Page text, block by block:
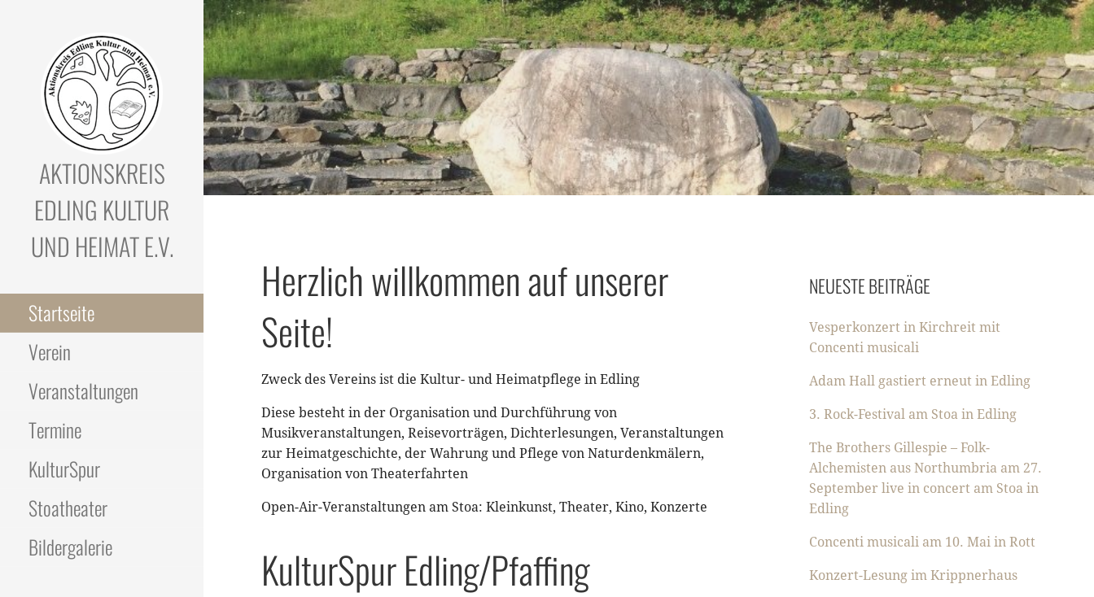
Zum
Inhalt
springen
AKTIONSKREIS
EDLING KULTUR
UND HEIMAT E.V.
Startseite
Verein
Veranstaltungen
Termine
KulturSpur
Stoatheater
Bildergalerie
Herzlich willkommen auf unserer
Seite!
Zweck des Vereins ist die Kultur- und Heimatpflege in Edling
Diese besteht in der Organisation und Durchführung von
Musikveranstaltungen, Reisevorträgen, Dichterlesungen, Veranstaltungen
zur Heimatgeschichte, der Wahrung und Pflege von Naturdenkmälern,
Organisation von Theaterfahrten
Open-Air-Veranstaltungen am Stoa: Kleinkunst, Theater, Kino, Konzerte
KulturSpur Edling/Pfaffing
NEUESTE BEITRÄGE
Vesperkonzert in Kirchreit mit
Concenti musicali
Adam Hall gastiert erneut in Edling
3. Rock-Festival am Stoa in Edling
The Brothers Gillespie – Folk-
Alchemisten aus Northumbria am 27.
September live in concert am Stoa in
Edling
Concenti musicali am 10. Mai in Rott
Konzert-Lesung im Krippnerhaus